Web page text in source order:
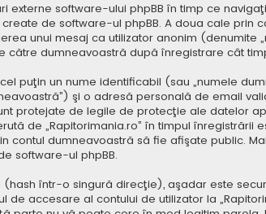
externe software-ului phpBB în timp ce
de software-ul phpBB. A doua cale
unui mesaj ca utilizator anonim (denumite
către dumneavoastră după înregistrare cât
puţin un nume identificabil (sau „numele
şi o adresă personală de email
protejate de legile de protecţie ale datelor
de „Rapitorimania.ro” în timpul înregistrării
contul dumneavoastră să fie afişate public.
software-ul phpBB.
într-o singură direcţie), aşadar este
de accesare al contului de utilizator la